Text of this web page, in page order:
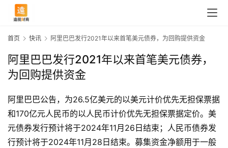
首页 快讯 阿里巴巴发行2021年以来首笔美元债券，为回购提供资金
阿里巴巴发行2021年以来首笔美元债券，
为回购提供资金
阿里巴巴公告，为26.5亿美元的以美元计价优先无担保票据
和170亿元人民币的以人民币计价优先无担保票据定价。美
元债券发行预计将于2024年11月26日结束；人民币债券发
行预计将于2024年11月28日结束。募集资金净额用于一般